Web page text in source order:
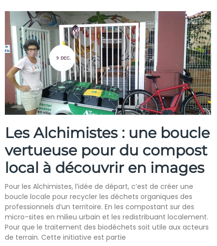
Les Alchimistes : une boucle
vertueuse pour du compost
local à découvrir en images
Pour les Alchimistes, l’idée de départ, c’est de créer une
boucle locale pour recycler les déchets organiques des
professionnels d’un territoire. En les compostant sur des
micro-sites en milieu urbain et les redistribuant localement.
Pour que le traitement des biodéchets soit utile aux acteurs
de terrain. Cette initiative est partie